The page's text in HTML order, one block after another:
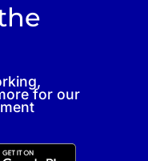
for our